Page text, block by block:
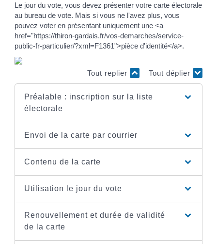
Le jour du vote, vous devez présenter votre carte électorale
au bureau de vote. Mais si vous ne l'avez plus, vous
pouvez voter en présentant uniquement une <a
href="https://thiron-gardais.fr/vos-demarches/service-
public-fr-particulier/?xml=F1361">pièce d'identité</a>.
Tout replier Tout déplier
Préalable : inscription sur la liste
électorale
Envoi de la carte par courrier
Contenu de la carte
Utilisation le jour du vote
Renouvellement et durée de validité
de la carte